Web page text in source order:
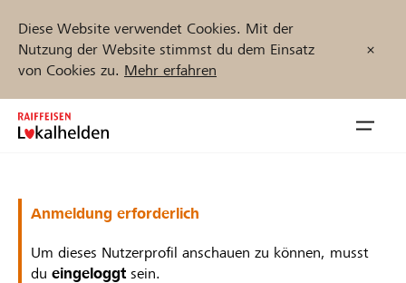
Diese Website verwendet Cookies. Mit der
Nutzung der Website stimmst du dem Einsatz
von Cookies zu. Mehr erfahren
Zum
Inhalt
Jetzt starten
Anmeldung erforderlich
Um dieses Nutzerprofil anschauen zu können, musst
du eingeloggt sein.